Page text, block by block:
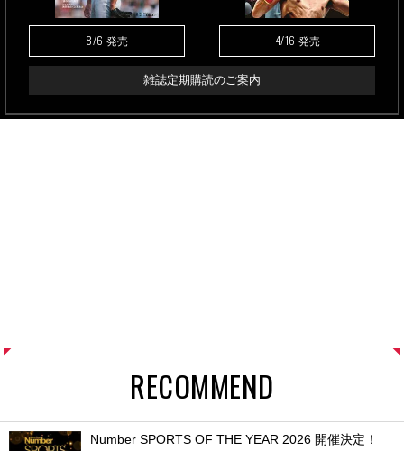
8/6 発売 4/16 発売
雑誌定期購読のご案内
RECOMMEND
Number SPORTS OF THE YEAR 2026 開催決定！